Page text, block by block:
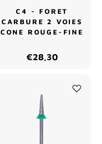
C4 - FORET
CARBURE 2 VOIES
CONE ROUGE-FINE
€28,30